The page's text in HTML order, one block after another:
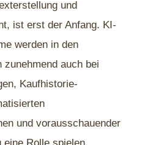
und
ist erst der Anfang. KI-
werden in den
zunehmend auch bei
Kaufhistorie-
und vorausschauender